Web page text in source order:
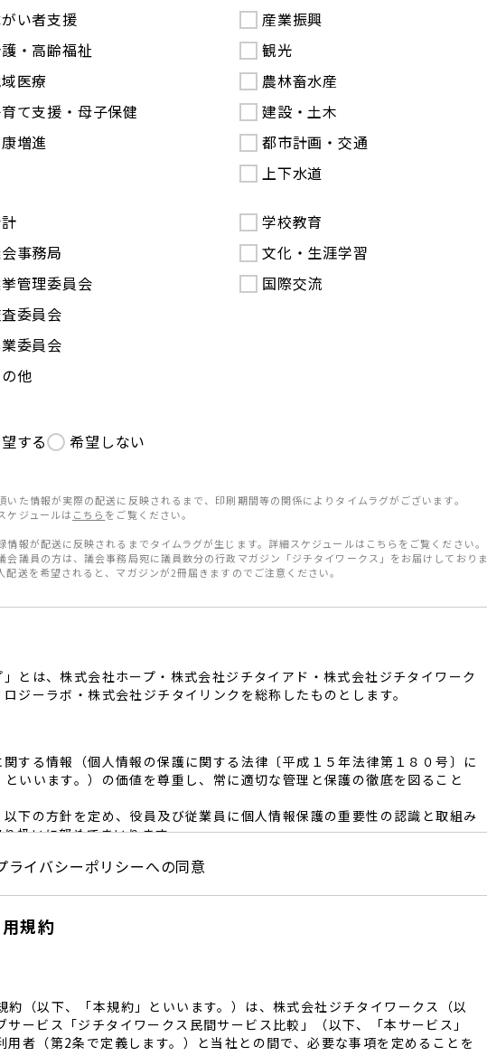
い者支援
・高齢福祉
医療
て支援・母子保健
増進
産業振興
観光
農林畜水産
建設・土木
都市計画・交通
上下水道
事務局
管理委員会
委員会
委員会
他
学校教育
文化・生涯学習
国際交流
する 希望しない
いた情報が実際の配送に反映されるまで、印刷期間等の関係によりタイムラグがございます。
ケジュールは こちら をご覧ください。
情報が配送に反映されるまでタイムラグが生じます。詳細スケジュールはこちらをご覧ください。
会議員の方は、議会事務局宛に議員数分の行政マガジン「ジチタイワークス」をお届けしておりま
配送を希望されると、マガジンが2冊届きますのでご注意ください。
とは、株式会社ホープ・株式会社ジチタイアド・株式会社ジチタイワーク
ジーラボ・株式会社ジチタイリンクを総称したものとします。
する情報（個人情報の保護に関する法律〔平成１５年法律第１８０号〕に
いいます。）の価値を尊重し、常に適切な管理と保護の徹底を図ること
下の方針を定め、役員及び従業員に個人情報保護の重要性の認識と取組み
扱いに努めてまいります。
の規範を遵守するとともに、本ポリシーの内容を適宜見直し、その改善と
目的の範囲内で利用を致します。
つ安全に保つとともに、不正アクセス・紛失・破壊・改竄・漏洩等に対す
要かつ適切な措置を講じます。
ジメントシステムを定め、組織体制を整備し、役員及び従業員に徹底致
ライバシーポリシーへの同意
規約
（以下、「本規約」といいます。）は、株式会社ジチタイワークス（以
ービス「ジチタイワークス民間サービス比較」（以下、「本サービス」
者（第2条で定義します。）と当社との間で、必要な事項を定めることを